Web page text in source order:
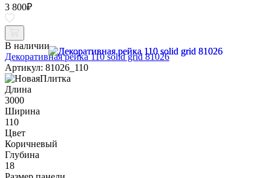
3 800₽
В наличии
Декоративная рейка 110 solid grid 81026
Артикул: 81026_110
Длина
3000
Ширина
110
Цвет
Коричневый
Глубина
18